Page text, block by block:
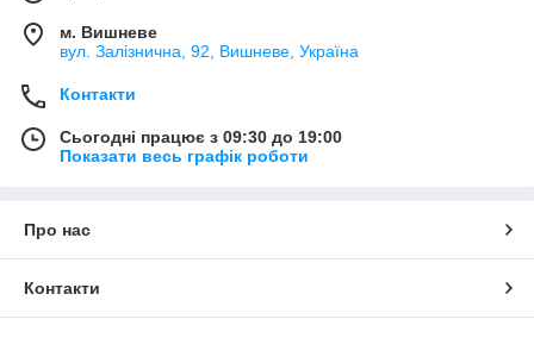
м. Вишневе
вул. Залізнична, 92, Вишневе, Україна
Контакти
Сьогодні працює з 09:30 до 19:00
Показати весь графік роботи
Про нас
Контакти